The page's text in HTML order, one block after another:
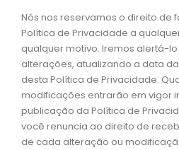
Nós nos reservamos o direito de
Política de Privacidade a
qualquer motivo. Iremos alertá-
alterações, atualizando a data
desta Política de Privacidade.
modificações entrarão em vigor
publicação da Política de
você renuncia ao direito de
de cada alteração ou